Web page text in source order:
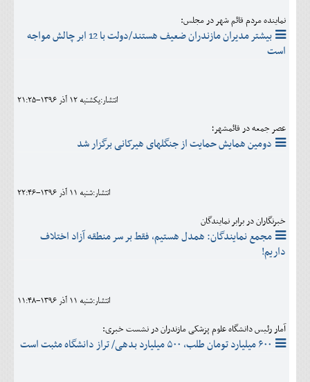
نماینده مردم قائم شهر در مجلس:
بیشتر مدیران مازندران ضعیف هستند/دولت با 12 ابر چالش مواجه
است
انتشار:يکشنبه 12 آذر 1396-21:25
عصر جمعه در قائمشهر؛
دومین همایش حمایت از جنگلهای هیرکانی برگزار شد
انتشار:شنبه 11 آذر 1396-22:46
خبرنگاران در برابر نمایندگان
مجمع نمایندگان: همدل هستیم، فقط بر سر منطقه آزاد اختلاف
داریم!
انتشار:شنبه 11 آذر 1396-11:48
آمار رئیس دانشگاه علوم پزشکی مازندران در نشست خبری:
۶۰۰ میلیارد تومان طلب، ۵۰۰ میلیارد بدهی/ تراز دانشگاه مثبت است